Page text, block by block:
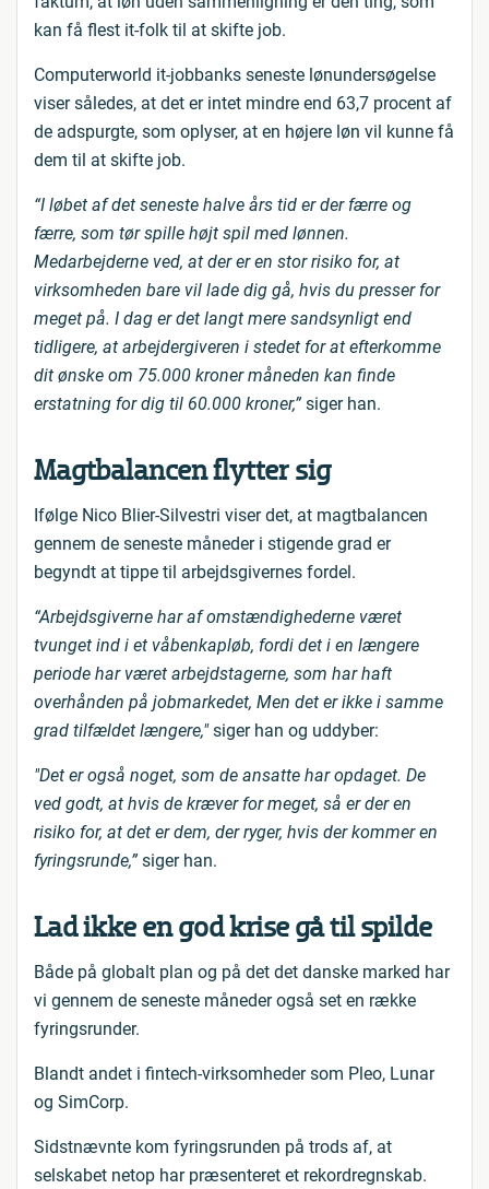
kan få flest it-folk til at skifte job.
Computerworld it-jobbanks seneste lønundersøgelse
viser således, at det er intet mindre end 63,7 procent af
de adspurgte, som oplyser, at en højere løn vil kunne få
dem til at skifte job.
“I løbet af det seneste halve års tid er der færre og
færre, som tør spille højt spil med lønnen.
Medarbejderne ved, at der er en stor risiko for, at
virksomheden bare vil lade dig gå, hvis du presser for
meget på. I dag er det langt mere sandsynligt end
tidligere, at arbejdergiveren i stedet for at efterkomme
dit ønske om 75.000 kroner måneden kan finde
erstatning for dig til 60.000 kroner,” siger han.
Magtbalancen flytter sig
Ifølge Nico Blier-Silvestri viser det, at magtbalancen
gennem de seneste måneder i stigende grad er
begyndt at tippe til arbejdsgivernes fordel.
“Arbejdsgiverne har af omstændighederne været
tvunget ind i et våbenkapløb, fordi det i en længere
periode har været arbejdstagerne, som har haft
overhånden på jobmarkedet, Men det er ikke i samme
grad tilfældet længere,"siger han og uddyber:
"Det er også noget, som de ansatte har opdaget. De
ved godt, at hvis de kræver for meget, så er der en
risiko for, at det er dem, der ryger, hvis der kommer en
fyringsrunde,” siger han.
Lad ikke en god krise gå til spilde
Både på globalt plan og på det det danske marked har
vi gennem de seneste måneder også set en række
fyringsrunder.
Blandt andet i fintech-virksomheder som Pleo, Lunar
og SimCorp.
Sidstnævnte kom fyringsrunden på trods af, at
selskabet netop har præsenteret et rekordregnskab.